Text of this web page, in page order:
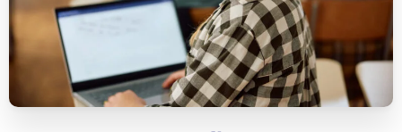
Numéro de téléphone* :
Message (facultatif) :